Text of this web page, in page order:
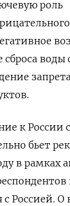
роль
воды
к России
бьет
в рамках
Россией. О